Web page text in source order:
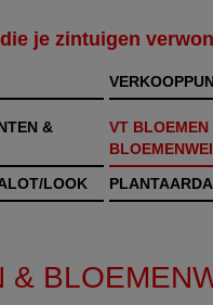
je zintuigen
&
VT BLOEMEN
LOOK
&